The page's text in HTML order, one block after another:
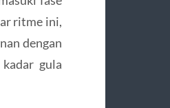
ritme ini,
dengan
gula